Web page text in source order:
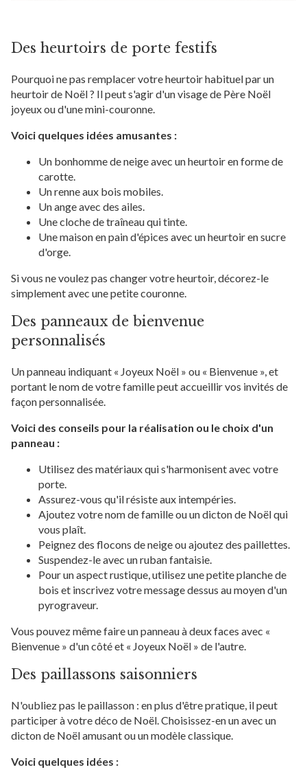
Des heurtoirs de porte festifs
Pourquoi ne pas remplacer votre heurtoir habituel par un
heurtoir de Noël ? Il peut s'agir d'un visage de Père Noël
joyeux ou d'une mini-couronne.
Voici quelques idées amusantes :
Un bonhomme de neige avec un heurtoir en forme de
carotte.
Un renne aux bois mobiles.
Un ange avec des ailes.
Une cloche de traîneau qui tinte.
Une maison en pain d'épices avec un heurtoir en sucre
d'orge.
Si vous ne voulez pas changer votre heurtoir, décorez-le
simplement avec une petite couronne.
Des panneaux de bienvenue
personnalisés
Un panneau indiquant « Joyeux Noël » ou « Bienvenue », et
portant le nom de votre famille peut accueillir vos invités de
façon personnalisée.
Voici des conseils pour la réalisation ou le choix d'un
panneau :
Utilisez des matériaux qui s'harmonisent avec votre
porte.
Assurez-vous qu'il résiste aux intempéries.
Ajoutez votre nom de famille ou un dicton de Noël qui
vous plaît.
Peignez des flocons de neige ou ajoutez des paillettes.
Suspendez-le avec un ruban fantaisie.
Pour un aspect rustique, utilisez une petite planche de
bois et inscrivez votre message dessus au moyen d'un
pyrograveur.
Vous pouvez même faire un panneau à deux faces avec «
Bienvenue » d'un côté et « Joyeux Noël » de l'autre.
Des paillassons saisonniers
N'oubliez pas le paillasson : en plus d'être pratique, il peut
participer à votre déco de Noël. Choisissez-en un avec un
dicton de Noël amusant ou un modèle classique.
Voici quelques idées :